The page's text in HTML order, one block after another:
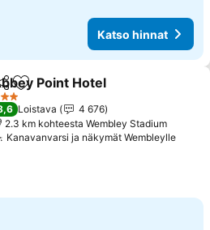
Katso hinnat
Lisää suosikkeihin
Point Hotel
Loistava
4 676
2.3 km kohteesta Wembley Stadium
Kanavanvarsi ja näkymät Wembleylle